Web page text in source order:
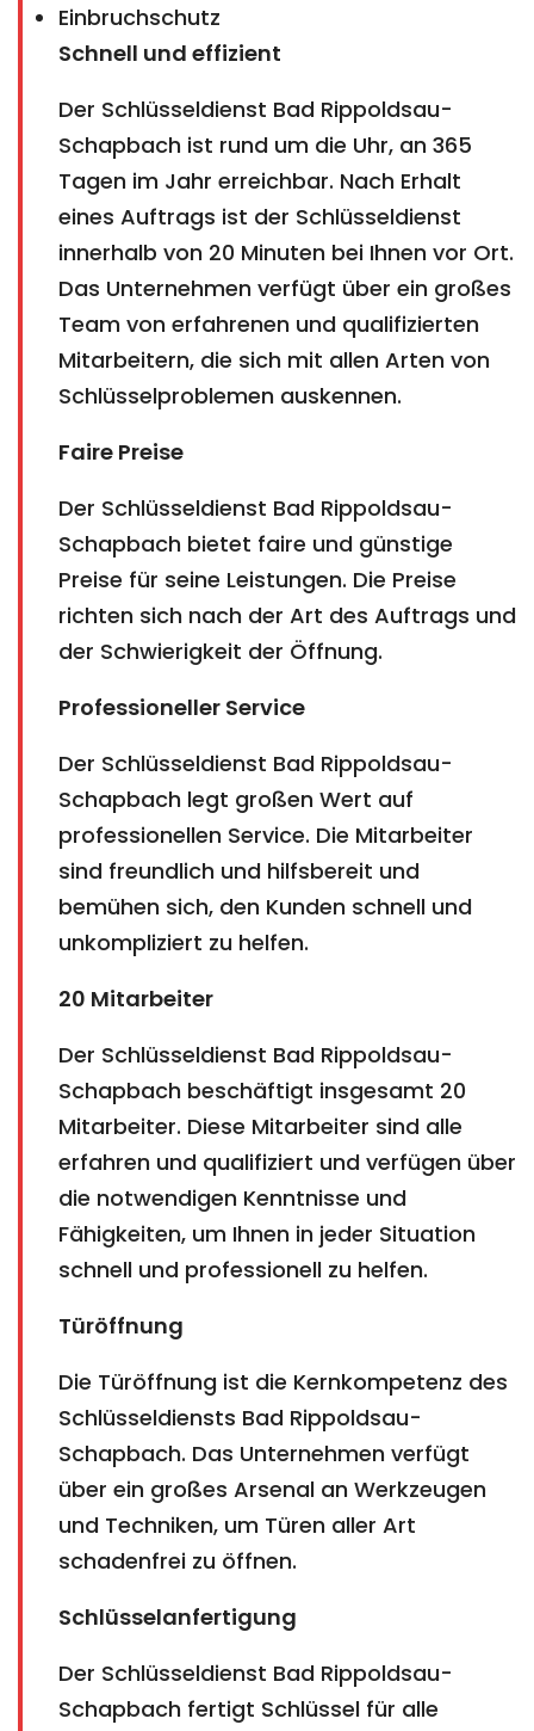
Einbruchschutz
Schnell und effizient
Der Schlüsseldienst Bad Rippoldsau-
Schapbach ist rund um die Uhr, an 365
Tagen im Jahr erreichbar. Nach Erhalt
eines Auftrags ist der Schlüsseldienst
innerhalb von 20 Minuten bei Ihnen vor Ort.
Das Unternehmen verfügt über ein großes
Team von erfahrenen und qualifizierten
Mitarbeitern, die sich mit allen Arten von
Schlüsselproblemen auskennen.
Faire Preise
Der Schlüsseldienst Bad Rippoldsau-
Schapbach bietet faire und günstige
Preise für seine Leistungen. Die Preise
richten sich nach der Art des Auftrags und
der Schwierigkeit der Öffnung.
Professioneller Service
Der Schlüsseldienst Bad Rippoldsau-
Schapbach legt großen Wert auf
professionellen Service. Die Mitarbeiter
sind freundlich und hilfsbereit und
bemühen sich, den Kunden schnell und
unkompliziert zu helfen.
20 Mitarbeiter
Der Schlüsseldienst Bad Rippoldsau-
Schapbach beschäftigt insgesamt 20
Mitarbeiter. Diese Mitarbeiter sind alle
erfahren und qualifiziert und verfügen über
die notwendigen Kenntnisse und
Fähigkeiten, um Ihnen in jeder Situation
schnell und professionell zu helfen.
Türöffnung
Die Türöffnung ist die Kernkompetenz des
Schlüsseldiensts Bad Rippoldsau-
Schapbach. Das Unternehmen verfügt
über ein großes Arsenal an Werkzeugen
und Techniken, um Türen aller Art
schadenfrei zu öffnen.
Schlüsselanfertigung
Der Schlüsseldienst Bad Rippoldsau-
Schapbach fertigt Schlüssel für alle